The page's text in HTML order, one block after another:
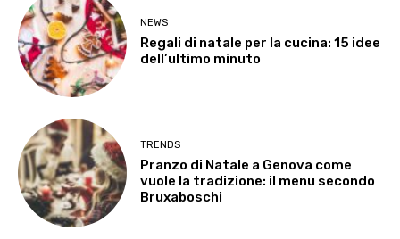
NEWS
Regali di natale per la cucina: 15 idee
dell’ultimo minuto
TRENDS
Pranzo di Natale a Genova come
vuole la tradizione: il menu secondo
Bruxaboschi